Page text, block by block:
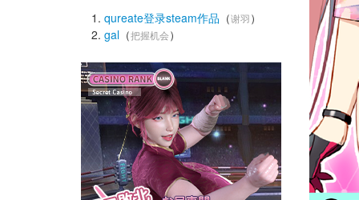
qureate登录steam作品 （谢羽）
gal（把握机会）